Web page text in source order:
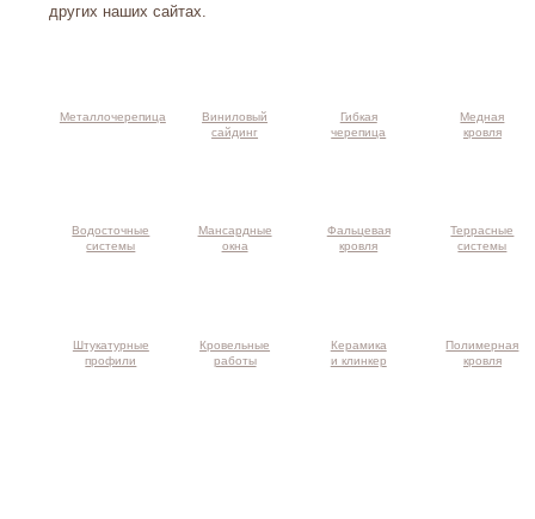
других наших сайтах.
Металлочерепица
Виниловый
сайдинг
Гибкая
черепица
Медная
кровля
Водосточные
системы
Мансардные
окна
Фальцевая
кровля
Террасные
системы
Штукатурные
профили
Кровельные
работы
Керамика
и клинкер
Полимерная
кровля